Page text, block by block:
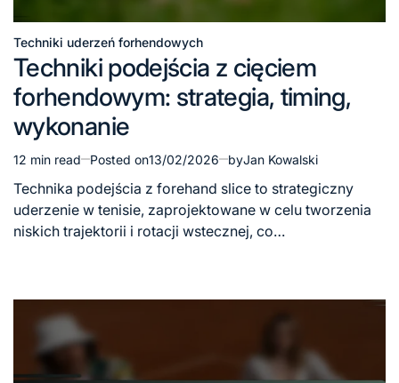
Posted
Techniki uderzeń forhendowych
Techniki podejścia z cięciem
forhendowym: strategia, timing,
wykonanie
Estimated
read
time
12 min read Posted on13/02/2026 byJan Kowalski
Technika podejścia z forehand slice to strategiczny
uderzenie w tenisie, zaprojektowane w celu tworzenia
niskich trajektorii i rotacji wstecznej, co…